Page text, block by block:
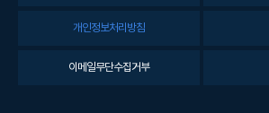
개인정보처리방침
이메일무단수집거부